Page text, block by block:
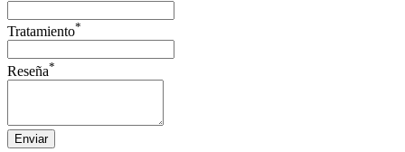
Tratamiento*
Reseña*
Enviar